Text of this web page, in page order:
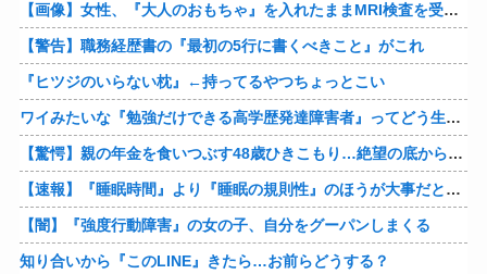
【画像】女性、『大人のおもちゃ』を入れたままMRI検査を受けた結果 →
【警告】職務経歴書の『最初の5行に書くべきこと』がこれ
『ヒツジのいらない枕』←持ってるやつちょっとこい
ワイみたいな『勉強だけできる高学歴発達障害者』ってどう生きたらいいんや？
【驚愕】親の年金を食いつぶす48歳ひきこもり…絶望の底から家族を救ったのは『障害基礎年金』だった
【速報】『睡眠時間』より『睡眠の規則性』のほうが大事だと判明
【闇】『強度行動障害』の女の子、自分をグーパンしまくる
知り合いから『このLINE』きたら…お前らどうする？